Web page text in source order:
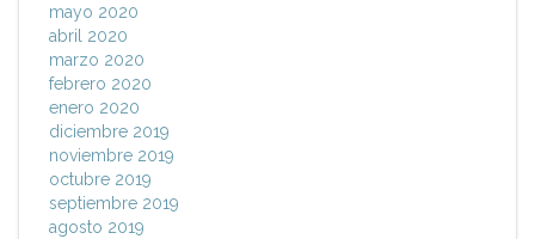
mayo 2020
abril 2020
marzo 2020
febrero 2020
enero 2020
diciembre 2019
noviembre 2019
octubre 2019
septiembre 2019
agosto 2019